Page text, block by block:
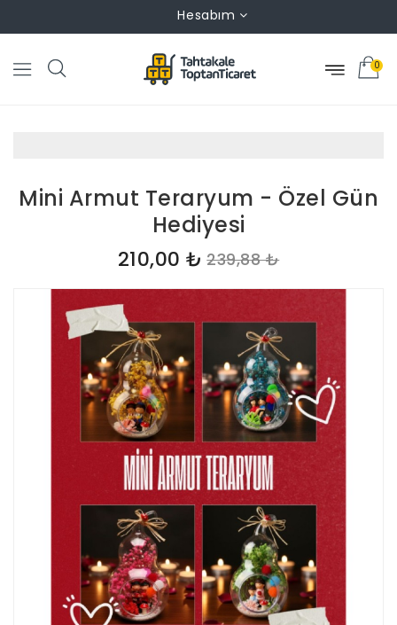
Hesabım
0
Mini Armut Teraryum - Özel Gün
Hediyesi
210,00 ₺ 239,88 ₺